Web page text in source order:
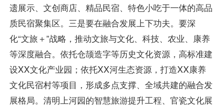
遗展示、文创商店、精品民宿、特色小吃于一体的高品
质民宿聚集区。三是要在融合发展上下功夫。要深
化“文旅＋”战略，推动文旅与文化、科技、农业、康养
等深度融合。依托仓颉造字等历史文化资源，高标准建
设XX文化产业园；依托XX河生态资源，打造XX康养
文化民宿村等项目，形成多点支撑、全域共建的融合发
展格局。清明上河园的智慧旅游提升工程、官瓷文化展